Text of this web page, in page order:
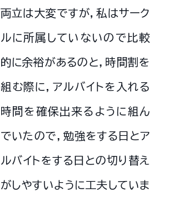
両立は大変ですが，私はサーク
ルに所属していないので比較
的に余裕があるのと，時間割を
組む際に，アルバイトを入れる
時間を確保出来るように組ん
でいたので，勉強をする日とア
ルバイトをする日との切り替え
がしやすいように工夫していま